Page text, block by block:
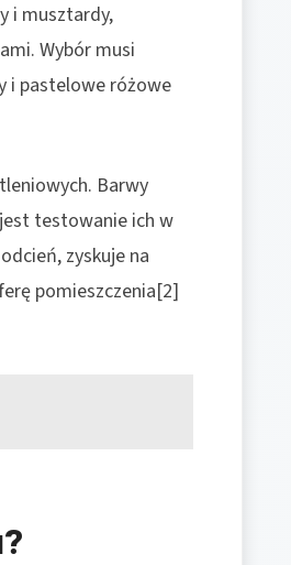
i musztardy,
Wybór musi
i pastelowe różowe
Barwy
testowanie ich w
zyskuje na
pomieszczenia[2]